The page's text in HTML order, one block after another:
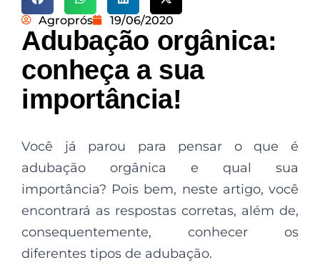
Agroprós 19/06/2020
Adubação orgânica:
conheça a sua
importância!
Você já parou para pensar o que é
adubação orgânica e qual sua
importância? Pois bem, neste artigo, você
encontrará as respostas corretas, além de,
consequentemente, conhecer os
diferentes tipos de adubação.